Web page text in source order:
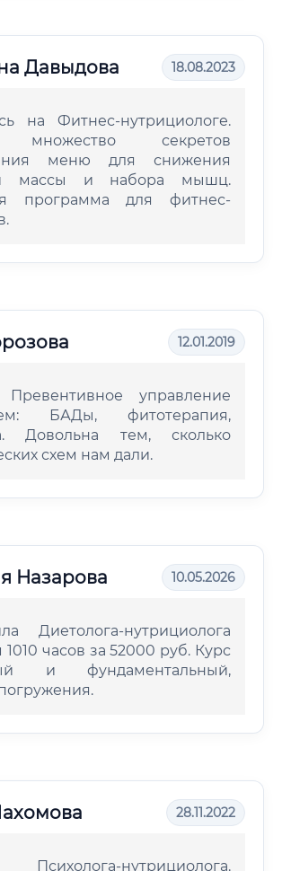
Давыдова 18.08.2023
на Фитнес-нутрициологе.
множество секретов
меню для снижения
массы и набора мышц.
программа для фитнес-
12.01.2019
управление
БАДы, фитотерапия,
Довольна тем, сколько
схем нам дали.
Назарова 10.05.2026
Диетолога-нутрициолога
часов за 52000 руб. Курс
и фундаментальный,
28.11.2022
нутрициолога.